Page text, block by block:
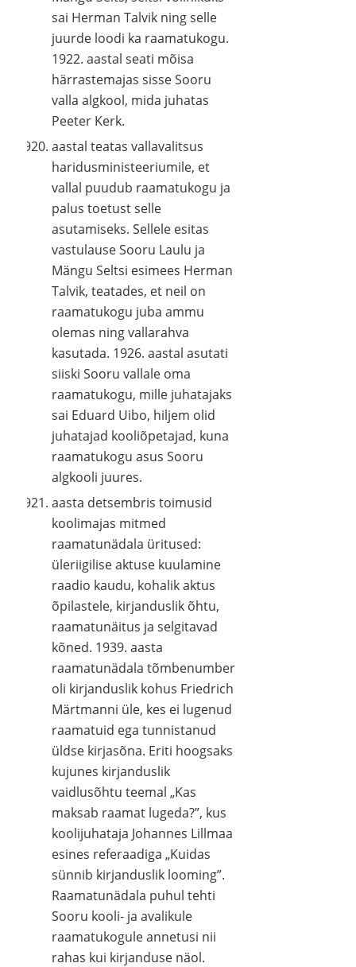
sai Herman Talvik ning selle
juurde loodi ka raamatukogu.
1922. aastal seati mõisa
härrastemajas sisse Sooru
valla algkool, mida juhatas
Peeter Kerk.
aastal teatas vallavalitsus
haridusministeeriumile, et
vallal puudub raamatukogu ja
palus toetust selle
asutamiseks. Sellele esitas
vastulause Sooru Laulu ja
Mängu Seltsi esimees Herman
Talvik, teatades, et neil on
raamatukogu juba ammu
olemas ning vallarahva
kasutada. 1926. aastal asutati
siiski Sooru vallale oma
raamatukogu, mille juhatajaks
sai Eduard Uibo, hiljem olid
juhatajad kooliõpetajad, kuna
raamatukogu asus Sooru
algkooli juures.
aasta detsembris toimusid
koolimajas mitmed
raamatunädala üritused:
üleriigilise aktuse kuulamine
raadio kaudu, kohalik aktus
õpilastele, kirjanduslik õhtu,
raamatunäitus ja selgitavad
kõned. 1939. aasta
raamatunädala tõmbenumber
oli kirjanduslik kohus Friedrich
Märtmanni üle, kes ei lugenud
raamatuid ega tunnistanud
üldse kirjasõna. Eriti hoogsaks
kujunes kirjanduslik
vaidlusõhtu teemal „Kas
maksab raamat lugeda?”, kus
koolijuhataja Johannes Lillmaa
esines referaadiga „Kuidas
sünnib kirjanduslik looming”.
Raamatunädala puhul tehti
Sooru kooli- ja avalikule
raamatukogule annetusi nii
rahas kui kirjanduse näol.